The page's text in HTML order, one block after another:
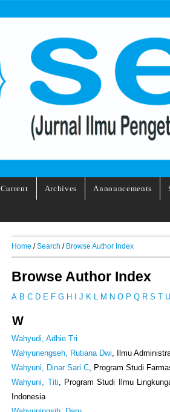
Current Archives Announcements
Home /Search / Browse Author Index
Browse Author Index
A B C D E F G H J K M N O P Q R S T U
W
Wahyudi, Adhie Tri
Wahyunengseh, Rutiana Dwi, Ilmu
Wahyuni, Dinar Sari C, Program Studi
Wahyuni, Titi, Program Studi Ilmu
Indonesia